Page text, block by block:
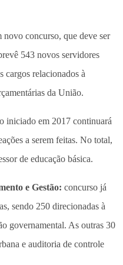
novo concurso, que deve ser
543 novos servidores
cargos relacionados à
da União.
iniciado em 2017 continuará
a serem feitas. No total,
de educação básica.
e Gestão: concurso já
sendo 250 direcionadas à
governamental. As outras 30
e auditoria de controle